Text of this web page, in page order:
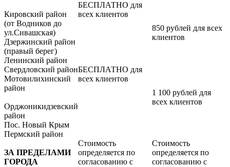
Кировский район
(от Водников до
ул.Сивашская)
Дзержинский район
(правый берег)
Ленинский район
Свердловский район
Мотовилихинский
район
Орджоникидзевский
район
Пос. Новый Крым
Пермский район
БЕСПЛАТНО для
всех клиентов
БЕСПЛАТНО для
всех клиентов
850 рублей для всех
клиентов
1 100 рублей для
всех клиентов
ЗА ПРЕДЕЛАМИ
ГОРОДА
Стоимость
определяется по
согласованию с
Стоимость
определяется по
согласованию с